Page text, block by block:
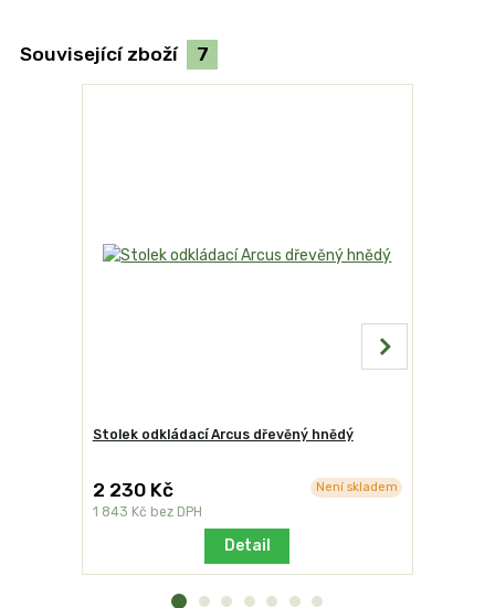
Související zboží 7
Stolek odkládací Arcus dřevěný hnědý
2 230 Kč
1 843 Kč bez DPH
Není skladem
Detail